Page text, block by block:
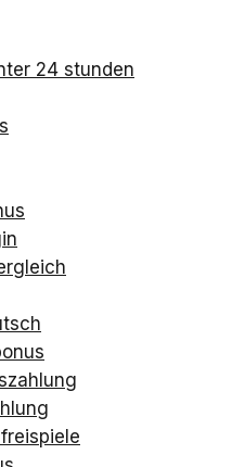
24 stunden